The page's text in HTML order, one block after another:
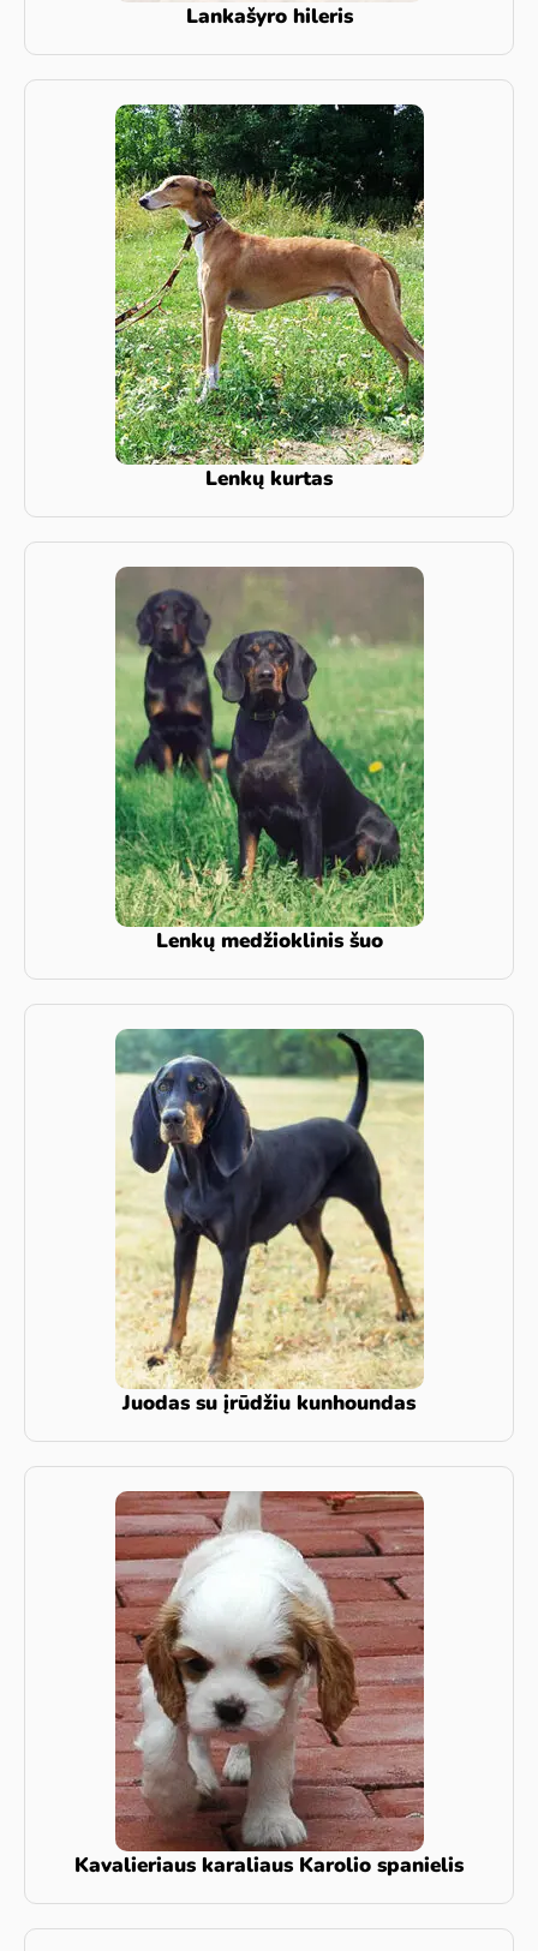
Lankašyro hileris
Lenkų kurtas
Lenkų medžioklinis šuo
Juodas su įrūdžiu kunhoundas
Kavalieriaus karaliaus Karolio spanielis